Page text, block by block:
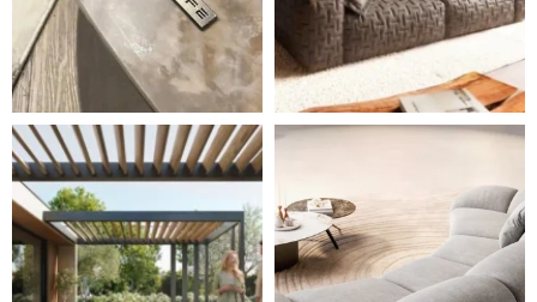
Styl, odolnost a společné chvíle pod širým nebem.
Ne každá pohovka je jen